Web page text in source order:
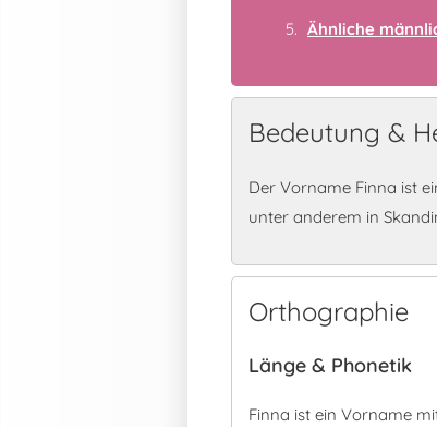
Ähnliche
Bedeutung &
Der Vorname Finna ist
unter anderem in
Orthographie
Länge & Phonetik
Finna ist ein Vorname